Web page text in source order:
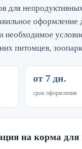
для
оформление
необходимое
питомцев,
от 7 дн.
срок оформления
на корма